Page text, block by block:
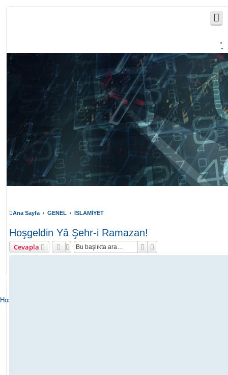
ANKA NEFERLER
TİM | FORUM
Hoşgeldiniz
Ana Sayfa GENEL İSLAMİYET
Hoşgeldin Yâ Şehr-i Ramazan!
Cevapla Ara